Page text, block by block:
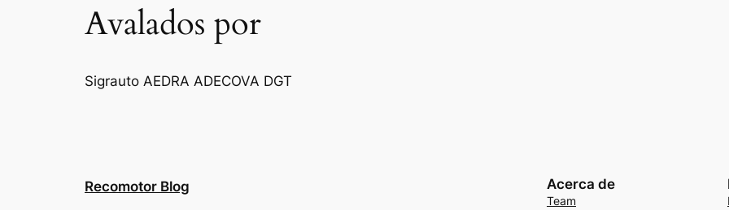
Avalados por
Sigrauto AEDRA ADECOVA DGT
Recomotor Blog Acerca de
Team